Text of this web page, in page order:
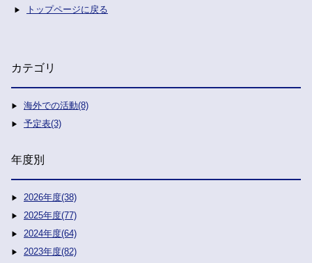
トップページに戻る
カテゴリ
海外での活動(8)
予定表(3)
年度別
2026年度(38)
2025年度(77)
2024年度(64)
2023年度(82)